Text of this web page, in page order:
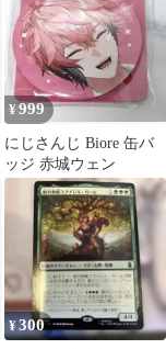
井 あさ_02
¥999
にじさんじ Biore 缶バ
ッジ 赤城ウェン
¥300